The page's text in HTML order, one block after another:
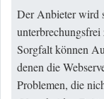
Der Anbieter wird
Sorgfalt können
denen die
Problemen, die